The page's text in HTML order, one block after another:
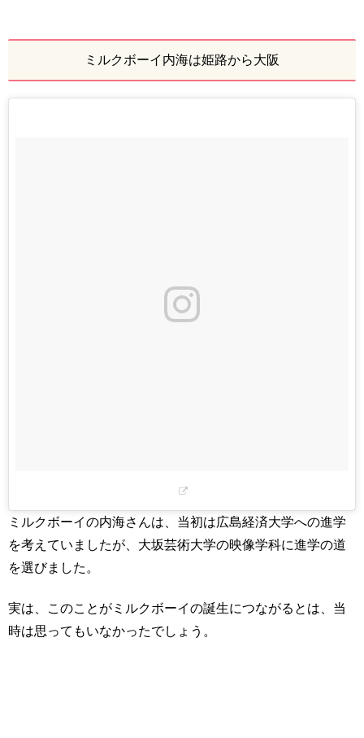
ミルクボーイ内海は姫路から大阪
ミルクボーイの内海さんは、当初は広島経済大学への進学
を考えていましたが、大坂芸術大学の映像学科に進学の道
を選びました。
実は、このことがミルクボーイの誕生につながるとは、当
時は思ってもいなかったでしょう。